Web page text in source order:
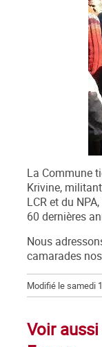
La Commune
Krivine,
LCR et du
60 dernières
Nous
camarades
Modifié le samedi
Voir